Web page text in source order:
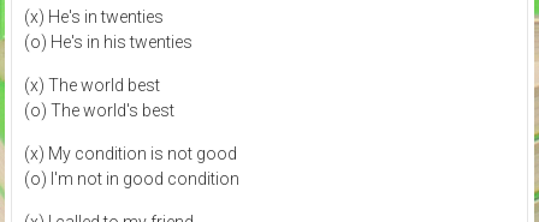
(x) He's in twenties
(o) He's in his twenties
(x) The world best
(o) The world's best
(x) My condition is not good
(o) I'm not in good condition